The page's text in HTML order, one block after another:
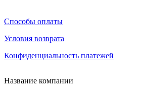
Способы оплаты
Условия возврата
Конфиденциальность платежей
Название компании